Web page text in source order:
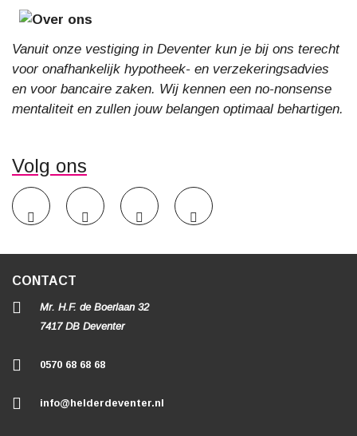
Vanuit onze vestiging in Deventer kun je bij ons terecht
voor onafhankelijk hypotheek- en verzekeringsadvies
en voor bancaire zaken. Wij kennen een no-nonsense
mentaliteit en zullen jouw belangen optimaal behartigen.
Volg ons
CONTACT
Mr. H.F. de Boerlaan 32
7417 DB Deventer
0570 68 68 68
info@helderdeventer.nl